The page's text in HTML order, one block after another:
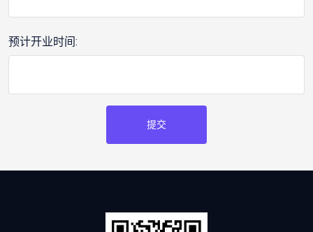
预计开业时间:
提交